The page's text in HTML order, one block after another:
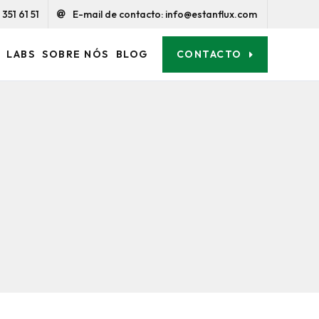
61 51 E-mail de contacto: info@estanflux.com
LABS SOBRE NÓS BLOG CONTACTO